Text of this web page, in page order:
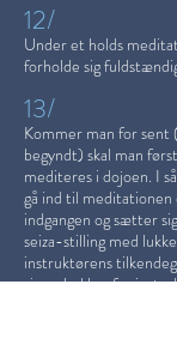
12/
Under et holds
forholde sig
13/
Kommer man for
begyndt) skal man
mediteres i dojoen. I
gå ind til
indgangen og sætter
seiza-stilling med
instruktørens
sig og bukker for